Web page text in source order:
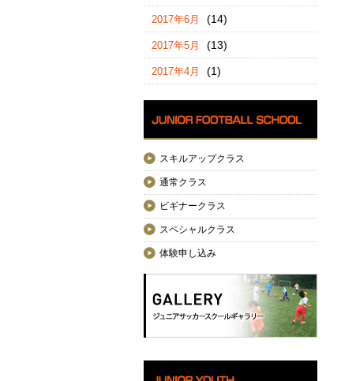
2017年6月 (14)
2017年5月 (13)
2017年4月 (1)
スキルアップクラス
通常クラス
ビギナークラス
スペシャルクラス
体験申し込み